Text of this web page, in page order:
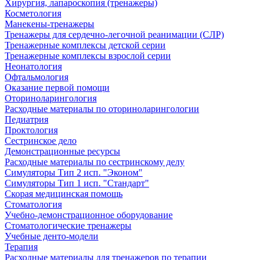
Хирургия, лапароскопия (тренажеры)
Косметология
Манекены-тренажеры
Тренажеры для сердечно-легочной реанимации (СЛР)
Тренажерные комплексы детской серии
Тренажерные комплексы взрослой серии
Неонатология
Офтальмология
Оказание первой помощи
Оториноларингология
Расходные материалы по оториноларингологии
Педиатрия
Проктология
Сестринское дело
Демонстрационные ресурсы
Расходные материалы по сестринскому делу
Симуляторы Тип 2 исп. "Эконом"
Симуляторы Тип 1 исп. "Стандарт"
Скорая медицинская помощь
Стоматология
Учебно-демонстрационное оборудование
Стоматологические тренажеры
Учебные денто-модели
Терапия
Расходные материалы для тренажеров по терапии